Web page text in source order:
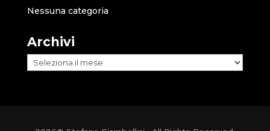
Nessuna categoria
Archivi
Archivi